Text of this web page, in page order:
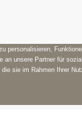
personalisieren,
an unsere Partner für
sie im Rahmen Ihrer